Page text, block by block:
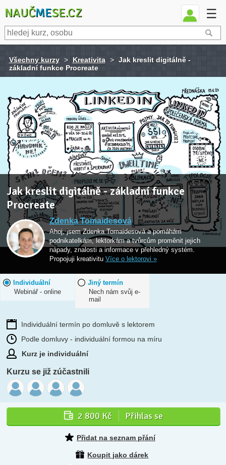
NAUČMESE.CZ ☰
Všechny kurzy > Kreativita > Jak kreslit digitálně -
základní funkce Procreate
Jak kreslit digitálně - základní funkce
Procreate
Zdenka Tomaidesová
Ahoj, jsem Zdenka Tomaidesová a pomáhám
podnikatelkám, lektorkám a tvůrcům proměnit jejich
nápady, znalosti a informace v přehledný systém.
Propojuji kreativitu Více o lektorovi »
Individuální
Webinář - online
Jiný termín
Nech nám svůj e-
mail
Individuální termín po domluvě s lektorem
Podle domluvy - individuální formou na míru
Kurz je individuální
Kurzu se již zúčastnili
2 800 Kč Přihlas se
Přidat na seznam přání
Koupit jako dárek